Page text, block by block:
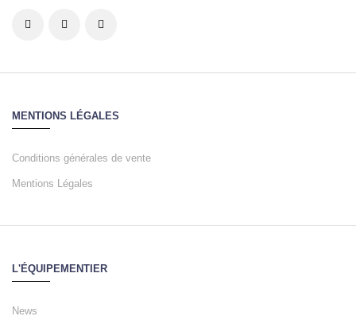
MENTIONS LÉGALES
Conditions générales de vente
Mentions Légales
L'ÉQUIPEMENTIER
News